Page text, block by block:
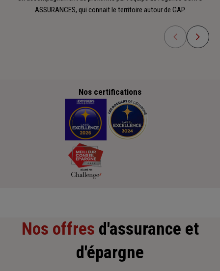
ASSURANCES, qui connait le territoire autour de GAP.
Nos certifications
Nos offres d'assurance et
d'épargne